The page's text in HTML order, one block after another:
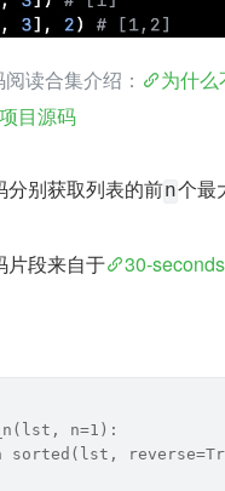
读合集介绍：
为什
目源码
分别获取列表的前n个最
片段来自于 30-
n=1):
sorted(lst,